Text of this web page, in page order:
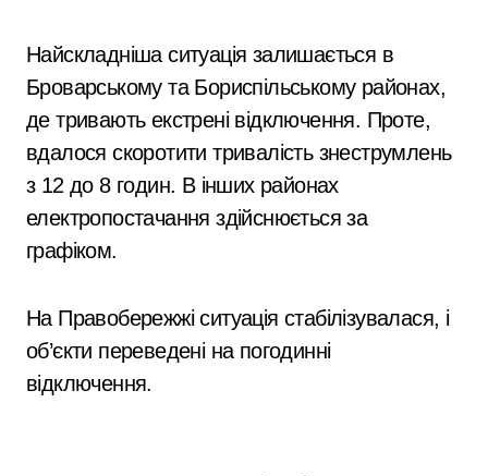
Найскладніша ситуація залишається в
Броварському та Бориспільському районах,
де тривають екстрені відключення. Проте,
вдалося скоротити тривалість знеструмлень
з 12 до 8 годин. В інших районах
електропостачання здійснюється за
графіком.
На Правобережжі ситуація стабілізувалася, і
об’єкти переведені на погодинні
відключення.